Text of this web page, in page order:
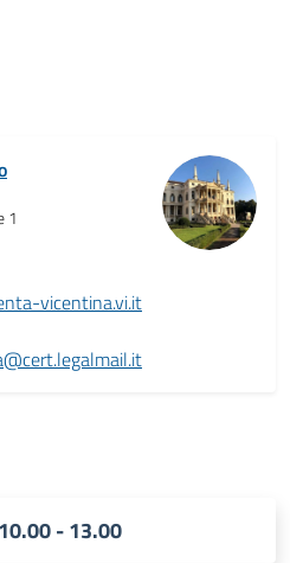
1
vicentina.vi.it
10.00 - 13.00